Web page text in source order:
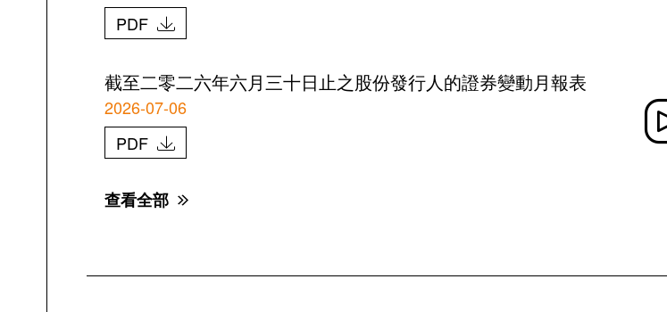
PDF
截至二零二六年六月三十日止之股份發行人的證券變動月報表
2026-07-06
PDF
查看全部